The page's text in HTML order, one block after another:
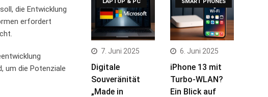
die⁢ Entwicklung
erfordert
um ‌die Potenziale
7. Juni 2025
Digitale
Souveränität
„Made in
6. Juni 2025
iPhone 13 mit
Turbo-WLAN?
Ein Blick auf